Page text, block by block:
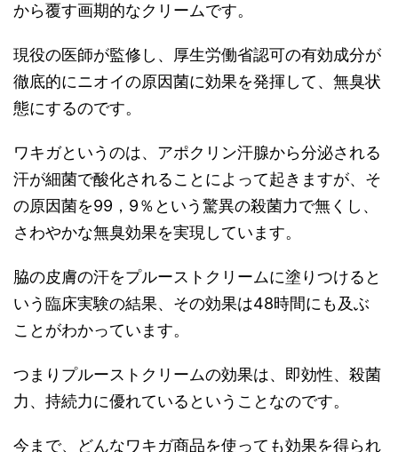
から覆す画期的なクリームです。
現役の医師が監修し、厚生労働省認可の有効成分が
徹底的にニオイの原因菌に効果を発揮して、無臭状
態にするのです。
ワキガというのは、アポクリン汗腺から分泌される
汗が細菌で酸化されることによって起きますが、そ
の原因菌を99，9％という驚異の殺菌力で無くし、
さわやかな無臭効果を実現しています。
脇の皮膚の汗をプルーストクリームに塗りつけると
いう臨床実験の結果、その効果は48時間にも及ぶ
ことがわかっています。
つまりプルーストクリームの効果は、即効性、殺菌
力、持続力に優れているということなのです。
今まで、どんなワキガ商品を使っても効果を得られ